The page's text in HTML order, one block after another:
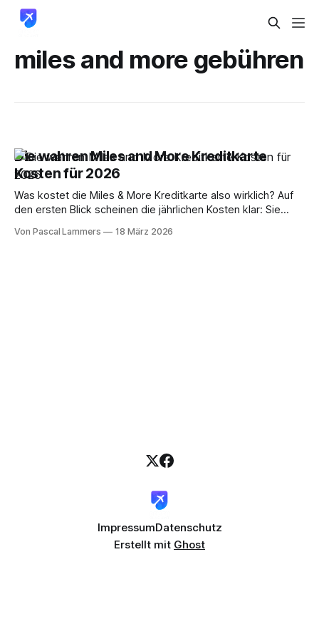
miles and more gebühren
Die wahren Miles and More Kreditkarte
Kosten für 2026
Was kostet die Miles & More Kreditkarte also wirklich? Auf
den ersten Blick scheinen die jährlichen Kosten klar: Sie
138 € für die Gold Card. Doch das ist, wie so oft, nur die
Von Pascal Lammers 18 März 2026
ImpressumDatenschutz
Erstellt mit Ghost